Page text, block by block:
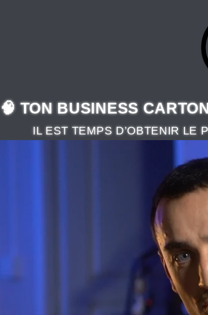
🧠 TON BUSINESS
IL EST TEMPS D’OBTENIR LE